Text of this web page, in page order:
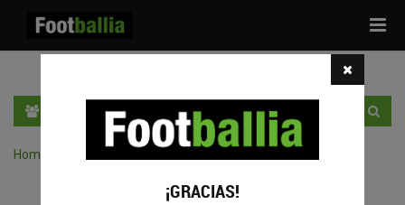
Home
¡GRACIAS!